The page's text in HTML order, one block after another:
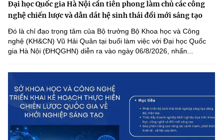
Đại học Quốc gia Hà Nội cần tiên phong làm chủ các công
nghệ chiến lược và dẫn dắt hệ sinh thái đổi mới sáng tạo
Đó là chỉ đạo trọng tâm của Bộ trưởng Bộ Khoa học và Công
nghệ (KH&CN) Vũ Hải Quân tại buổi làm việc với Đại học Quốc
gia Hà Nội (ĐHQGHN) diễn ra vào ngày 06/8/2026, nhấn...